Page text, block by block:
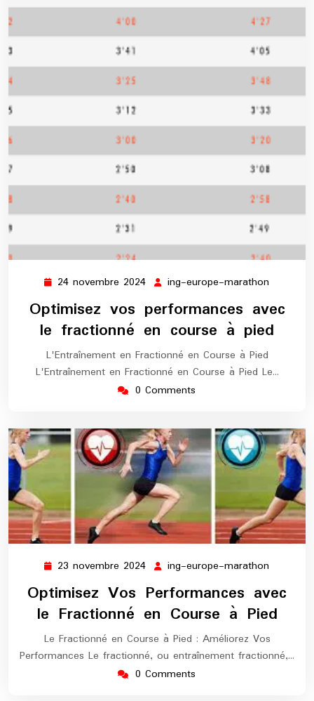
24 novembre 2024 24
novembre
2024
ing-europe-marathon
marathon
Optimisez vos performances avec
le fractionné en course à pied
L'Entraînement en Fractionné en Course à Pied
L'Entraînement en Fractionné en Course à Pied Le…
0 Comments
23 novembre 2024 23
novembre
2024
ing-europe-marathon
marathon
Optimisez Vos Performances avec
le Fractionné en Course à Pied
Le Fractionné en Course à Pied : Améliorez Vos
Performances Le fractionné, ou entraînement fractionné,…
0 Comments